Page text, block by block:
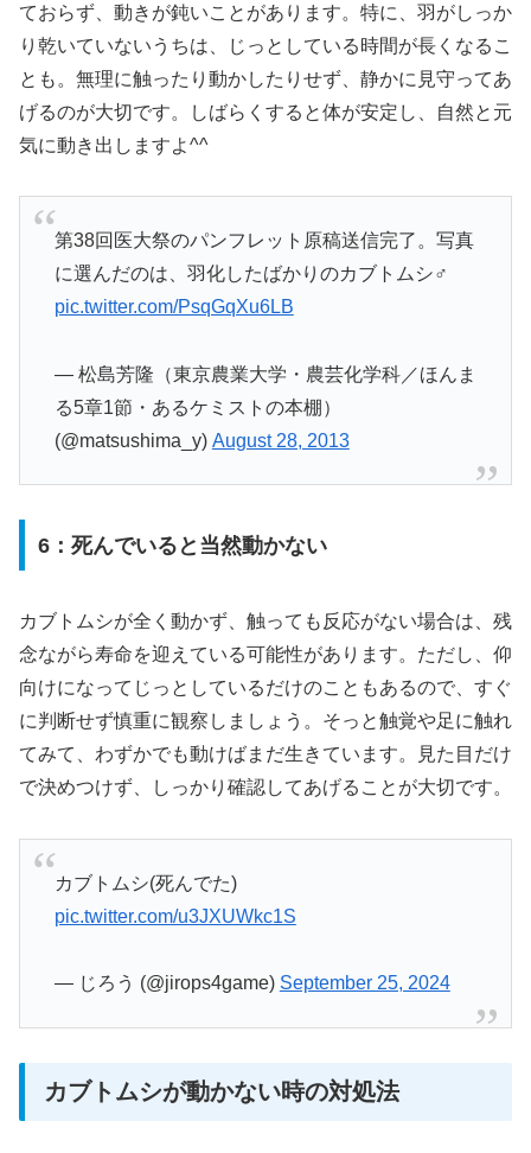
ておらず、動きが鈍いことがあります。特に、羽がしっか
り乾いていないうちは、じっとしている時間が長くなるこ
とも。無理に触ったり動かしたりせず、静かに見守ってあ
げるのが大切です。しばらくすると体が安定し、自然と元
気に動き出しますよ^^
第38回医大祭のパンフレット原稿送信完了。写真
に選んだのは、羽化したばかりのカブトムシ♂
pic.twitter.com/PsqGqXu6LB
— 松島芳隆（東京農業大学・農芸化学科／ほんま
る5章1節・あるケミストの本棚）
(@matsushima_y) August 28, 2013
6：死んでいると当然動かない
カブトムシが全く動かず、触っても反応がない場合は、残
念ながら寿命を迎えている可能性があります。ただし、仰
向けになってじっとしているだけのこともあるので、すぐ
に判断せず慎重に観察しましょう。そっと触覚や足に触れ
てみて、わずかでも動けばまだ生きています。見た目だけ
で決めつけず、しっかり確認してあげることが大切です。
カブトムシ(死んでた)
pic.twitter.com/u3JXUWkc1S
— じろう (@jirops4game) September 25, 2024
カブトムシが動かない時の対処法